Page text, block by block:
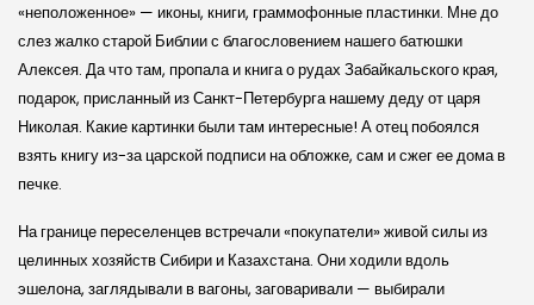
«неположенное» — иконы, книги, граммофонные пластинки. Мне до
слез жалко старой Библии с благословением нашего батюшки
Алексея. Да что там, пропала и книга о рудах Забайкальского края,
подарок, присланный из Санкт-Петербурга нашему деду от царя
Николая. Какие картинки были там интересные! А отец побоялся
взять книгу из-за царской подписи на обложке, сам и сжег ее дома в
печке.
На границе переселенцев встречали «покупатели» живой силы из
целинных хозяйств Сибири и Казахстана. Они ходили вдоль
эшелона, заглядывали в вагоны, заговаривали — выбирали